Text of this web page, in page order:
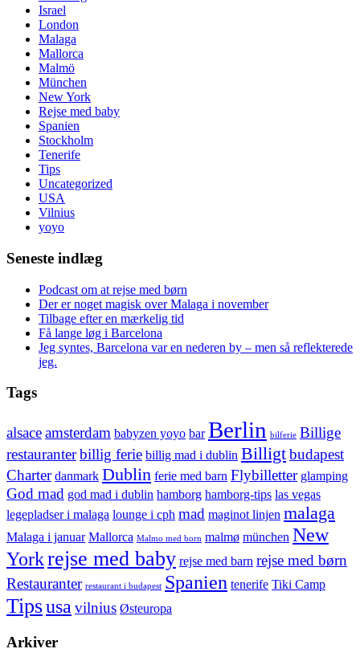
Israel
London
Malaga
Mallorca
Malmö
München
New York
Rejse med baby
Spanien
Stockholm
Tenerife
Tips
Uncategorized
USA
Vilnius
yoyo
Seneste indlæg
Podcast om at rejse med børn
Der er noget magisk over Malaga i november
Tilbage efter en mærkelig tid
Få lange løg i Barcelona
Jeg syntes, Barcelona var en nederen by – men så reflekterede
jeg.
Tags
alsaceamsterdam babyzen yoyo bar Berlin bilferie Billige
restauranterbillig ferie billig mad i dublin Billigtbudapest
Charter danmark Dublin ferie med barn Flybilletter glamping
God mad god mad i dublin hamborg hamborg-tips las vegas
legepladser i malaga lounge i cph mad maginot linjen malaga
Malaga i januar Mallorca Malmo med born malmø münchen New
Yorkrejse med baby rejse med barn rejse med børn
Restauranter restaurant i budapest Spanien tenerife Tiki Camp
Tipsusa vilnius Østeuropa
Arkiver